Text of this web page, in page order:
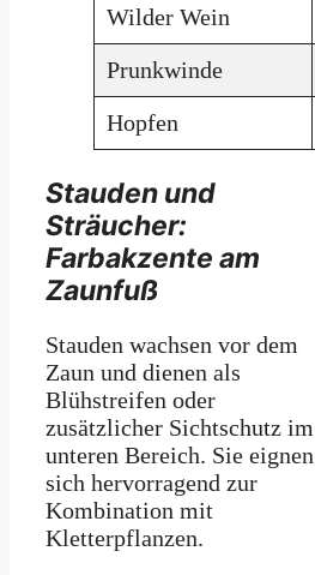
Wilder Wein
Prunkwinde
Hopfen
Stauden und
Sträucher:
Farbakzente am
Zaunfuß
Stauden wachsen vor dem
Zaun und dienen als
Blühstreifen oder
zusätzlicher Sichtschutz im
unteren Bereich. Sie eignen
sich hervorragend zur
Kombination mit
Kletterpflanzen.